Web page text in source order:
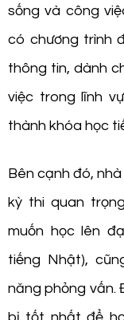
sống và công
có chương trình
thông tin, dành
việc trong lĩnh
thành khóa học
Bên cạnh đó,
kỳ thi quan
muốn học lên
tiếng Nhật),
năng phỏng vấn.